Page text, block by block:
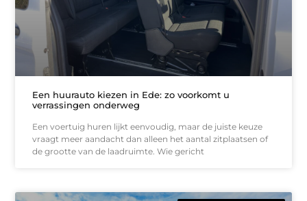
Een huurauto kiezen in Ede: zo voorkomt u
verrassingen onderweg
Een voertuig huren lijkt eenvoudig, maar de juiste keuze
vraagt meer aandacht dan alleen het aantal zitplaatsen of
de grootte van de laadruimte. Wie gericht